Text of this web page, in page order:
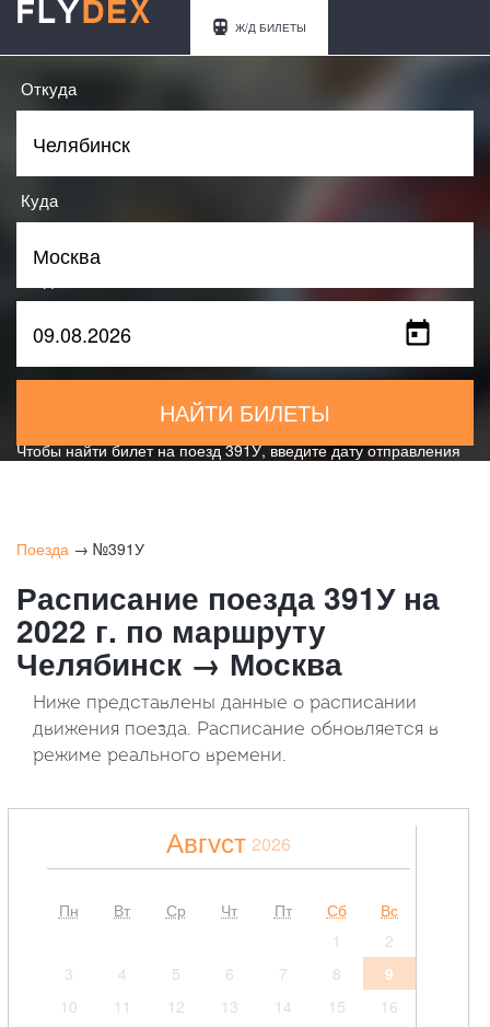
Ж/Д БИЛЕТЫ
Откуда
Куда
НАЙТИ БИЛЕТЫ
Чтобы найти билет на поезд 391У, введите дату отправления
Поезда → №391У
Расписание поезда 391У на
2022 г. по маршруту
Челябинск → Москва
Ниже представлены данные о расписании
движения поезда. Расписание обновляется в
режиме реального времени.
Август 2026
Пн Вт Ср Чт Пт Сб
Вс
1
2
3
4 5 6 7 8
9
10
11 12 13 14 15
16